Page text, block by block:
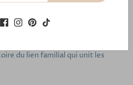
le symbole de l'attachement
du lien familial qui unit les